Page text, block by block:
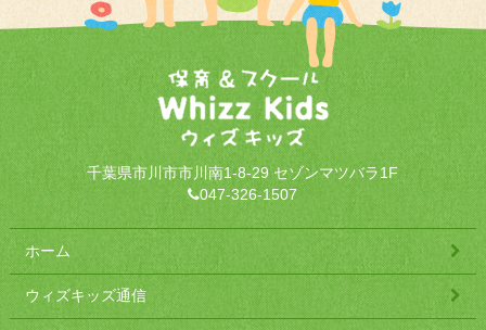
千葉県市川市市川南1-8-29 セゾンマツバラ1F
047-326-1507
ホーム
ウィズキッズ通信